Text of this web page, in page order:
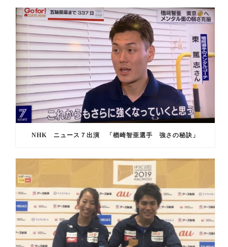
NHK ニュース７出演 「楢崎智亜選手 強さの秘訣」